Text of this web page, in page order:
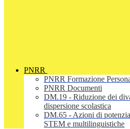
PNRR
PNRR Formazione
PNRR Documenti
DM.19 - Riduzione dei
dispersione scolastica
DM.65 - Azioni di
STEM e multilinguistiche